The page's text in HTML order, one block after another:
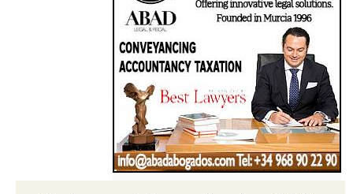
Find more information by AREA,